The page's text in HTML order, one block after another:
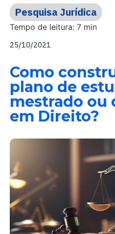
Pesquisa Jurídica
Tempo de leitura: 7 min
25/10/2021
Como
plano de
mestrado ou
em Direito?